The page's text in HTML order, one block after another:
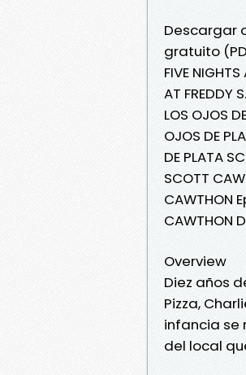
Descargar o
gratuito
FIVE
AT FREDDY
LOS OJOS
OJOS DE
DE PLATA
SCOTT
CAWTHON
CAWTHON
Overview
Diez años
Pizza,
infancia se
del local